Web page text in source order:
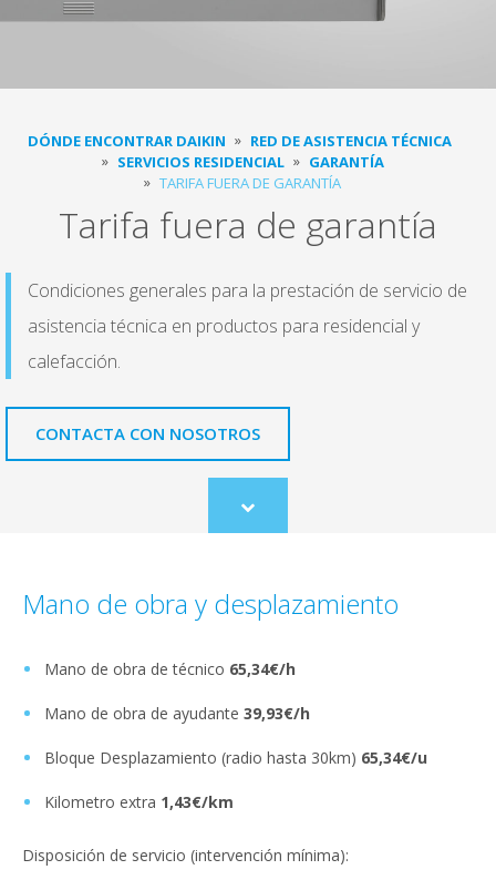
DÓNDE ENCONTRAR DAIKIN
RED DE ASISTENCIA TÉCNICA
SERVICIOS RESIDENCIAL
GARANTÍA
TARIFA FUERA DE GARANTÍA
Tarifa fuera de garantía
Condiciones generales para la prestación de servicio de
asistencia técnica en productos para residencial y
calefacción.
CONTACTA CON NOSOTROS
Scroll
to
Mano de obra y desplazamiento
Mano de obra de técnico 65,34€/h
Mano de obra de ayudante 39,93€/h
Bloque Desplazamiento (radio hasta 30km) 65,34€/u
Kilometro extra 1,43€/km
Disposición de servicio (intervención mínima):